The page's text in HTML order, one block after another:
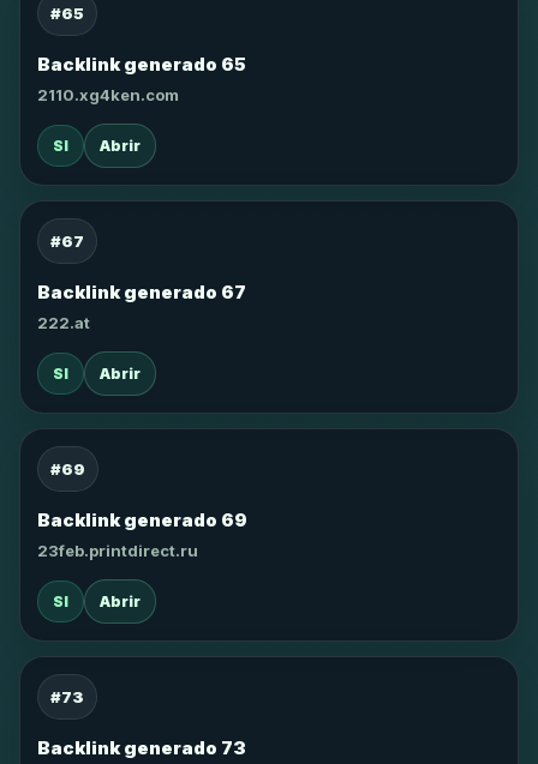
#65
Backlink generado 65
2110.xg4ken.com
SI Abrir
#67
Backlink generado 67
222.at
SI Abrir
#69
Backlink generado 69
23feb.printdirect.ru
SI Abrir
#73
Backlink generado 73